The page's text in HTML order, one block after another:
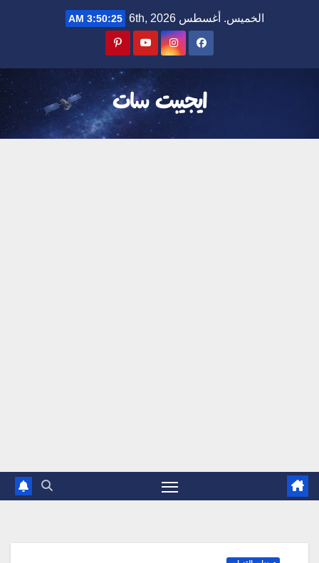
الخميس. أغسطس 6th, 2026 3:50:26 AM
ايجيبت سات